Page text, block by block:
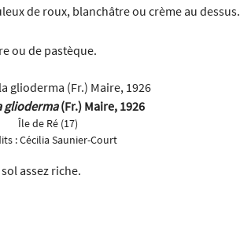
de roux, blanchâtre ou crème au dessus.
ou de pastèque.
glioderma(Fr.) Maire, 1926
Île de Ré (17)
:Cécilia Saunier-Court
assez riche.